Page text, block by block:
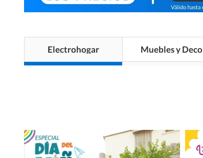
Electrohogar Muebles y Deco